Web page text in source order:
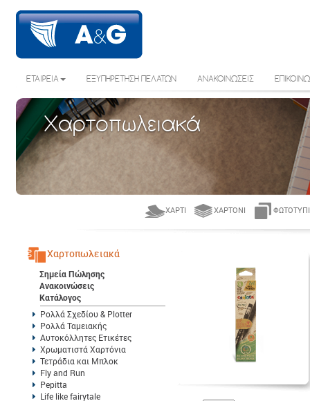
ΕΤΑΙΡΕΙΑ ΕΞΥΠΗΡΕΤΗΣΗ ΠΕΛΑΤΩΝ ΑΝΑΚΟΙΝΩΣΕΙΣ
Χαρτοπωλειακά
ΧΑΡΤΊ ΧΑΡΤΌΝΙ
Χαρτοπωλειακά
Σημεία Πώλησης
Ανακοινώσεις
Κατάλογος
Ρολλά Σχεδίου & Plotter
Ρολλά Ταμειακής
Αυτοκόλλητες Ετικέτες
Χρωματιστά Χαρτόνια
Τετράδια και Μπλοκ
Fly and Run
Pepitta
Life like fairytale